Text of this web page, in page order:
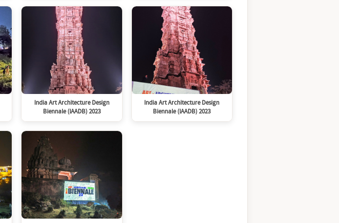
India Art Architecture Design
Biennale (IAADB) 2023
India Art Architecture Design
Biennale (IAADB) 2023